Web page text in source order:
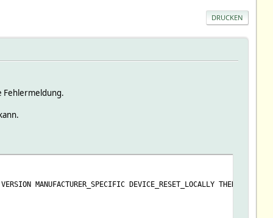
DRUCKEN
Fehlermeldung.
DEVICE_RESET_LOCALLY